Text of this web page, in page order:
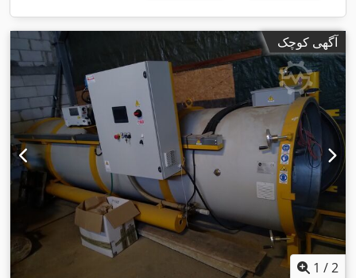
آگهی کوچک
1 /2